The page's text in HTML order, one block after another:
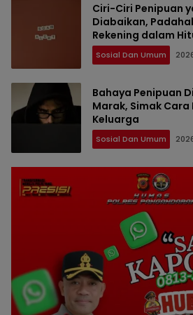
Ciri-Ciri Penipuan
Diabaikan,
Rekening dalam
Sosial Dan Umum
Bahaya Penipuan
Marak, Simak
Keluarga
Sosial Dan Umum